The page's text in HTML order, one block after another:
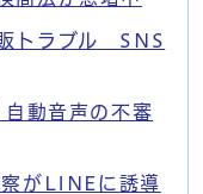
トラブル SNS
自動音声の不審
がLINEに誘導